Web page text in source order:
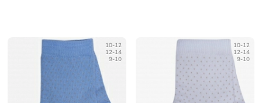
10-12
12-14
9-10
10-12
12-14
9-10